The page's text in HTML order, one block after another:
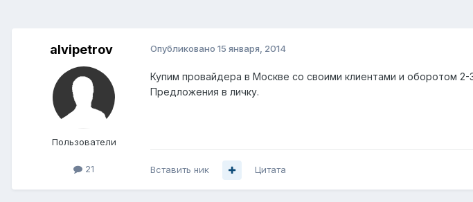
alvipetrov
Пользователи
21
Опубликовано 15 января, 2014
Купим провайдера в Москве со своими клиентами и оборотом 2-
Предложения в личку.
Вставить ник Цитата